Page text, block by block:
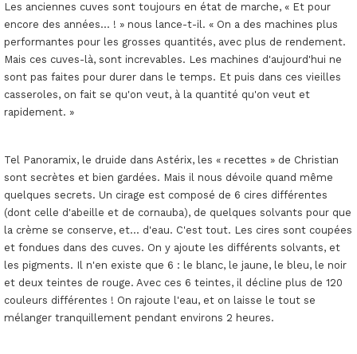
Les anciennes cuves sont toujours en état de marche, « Et pour
encore des années... ! » nous lance-t-il. « On a des machines plus
performantes pour les grosses quantités, avec plus de rendement.
Mais ces cuves-là, sont increvables. Les machines d'aujourd'hui ne
sont pas faites pour durer dans le temps. Et puis dans ces vieilles
casseroles, on fait se qu'on veut, à la quantité qu'on veut et
rapidement. »
Tel Panoramix, le druide dans Astérix, les « recettes » de Christian
sont secrètes et bien gardées. Mais il nous dévoile quand même
quelques secrets. Un cirage est composé de 6 cires différentes
(dont celle d'abeille et de cornauba), de quelques solvants pour que
la crème se conserve, et... d'eau. C'est tout. Les cires sont coupées
et fondues dans des cuves. On y ajoute les différents solvants, et
les pigments. Il n'en existe que 6 : le blanc, le jaune, le bleu, le noir
et deux teintes de rouge. Avec ces 6 teintes, il décline plus de 120
couleurs différentes ! On rajoute l'eau, et on laisse le tout se
mélanger tranquillement pendant environs 2 heures.